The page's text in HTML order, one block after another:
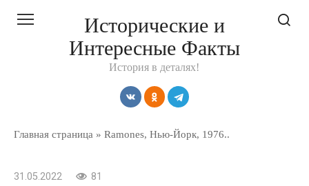
Исторические и
Интересные Факты
История в деталях!
Главная страница » Ramones, Нью-Йорк, 1976..
31.05.2022 81